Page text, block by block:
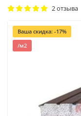
2 отзыва
Ваша скидка: -17%
/м2